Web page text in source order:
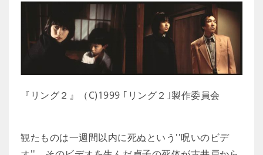
『リング２』（C)1999 ｢リング２｣製作委員会
観たものは一週間以内に死ぬという''呪いのビデ